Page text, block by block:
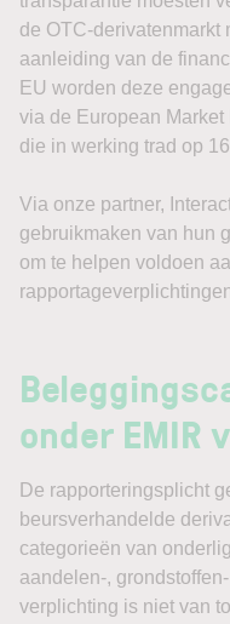
de OTC-derivatenmarkt
aanleiding van de
EU worden deze
via de European
die in werking trad op
Via onze partner,
gebruikmaken van hun
om te helpen voldoen
onder EMIR
De rapporteringsplicht
beursverhandelde
categorieën van
aandelen-,
verplichting is niet van